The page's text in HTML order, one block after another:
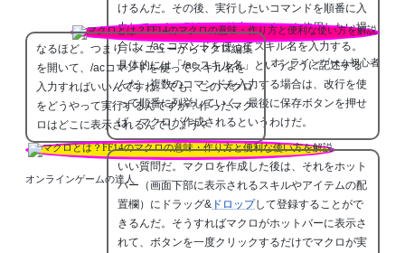
けるんだ。その後、実行したいコマンドを順番に入
力していく。例えば、特定のスキルを使用したい場
合は、/ac コマンドを使ってスキル名を入力する。
具体的には「/ac スキル名」というように記述する
んだ。複数のコマンドを入力する場合は、改行を使
って順番に列挙していく。最後に保存ボタンを押せ
ば、マクロが作成されるというわけだ。
オンラインゲーム初心者
なるほど。つまり、メニューからマクロ編集
を開いて、/acコマンドを使ってスキル名を
入力すればいいんですね。でも、このマクロ
をどうやって実行するんですか？作ったマク
ロはどこに表示されるんでしょう？
オンラインゲームの達人
いい質問だ。マクロを作成した後は、それをホット
バー（画面下部に表示されるスキルやアイテムの配
置欄）にドラッグ& ドロップして登録することがで
きるんだ。そうすればマクロがホットバーに表示さ
れて、ボタンを一度クリックするだけでマクロが実